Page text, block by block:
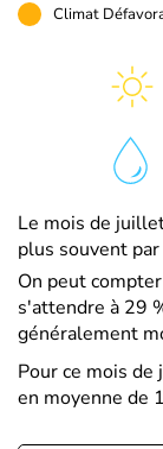
Climat
Le mois de
plus souvent
On peut
s'attendre à 29
généralement
Pour ce mois
en moyenne de